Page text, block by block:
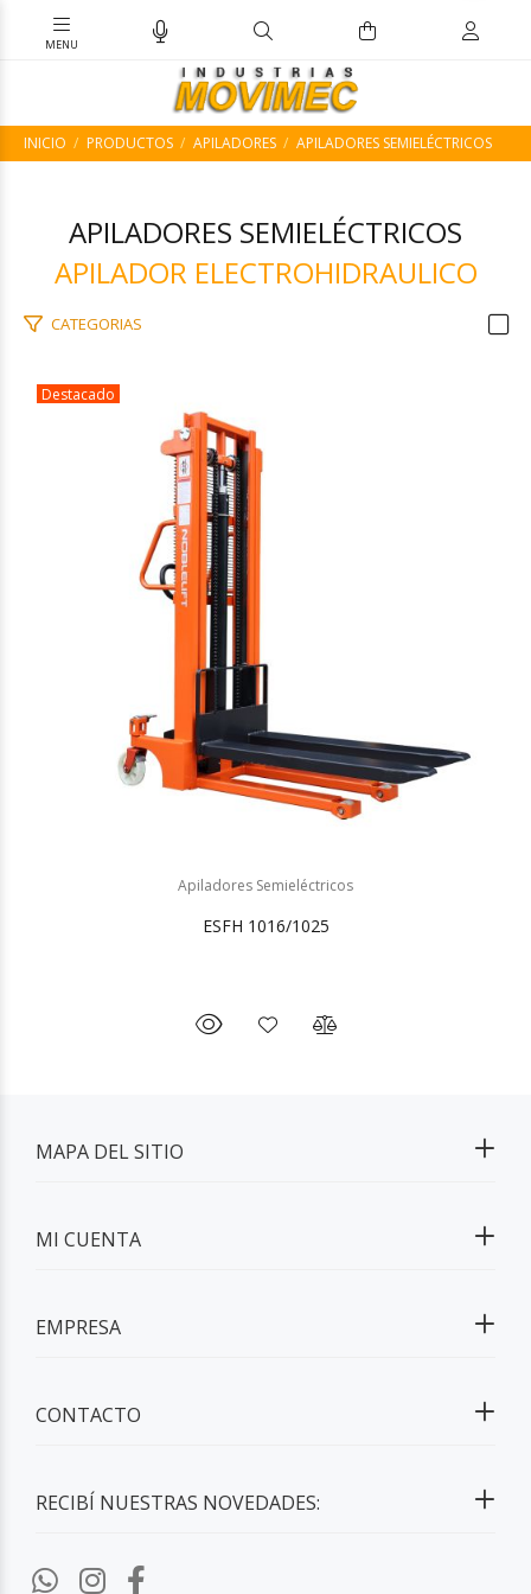
INICIO PRODUCTOS APILADORES APILADORES SEMIELÉCTRICOS
APILADORES SEMIELÉCTRICOS
APILADOR ELECTROHIDRAULICO
CATEGORIAS
Destacado
Apiladores Semieléctricos
ESFH 1016/1025
RECIBÍ NUESTRAS NOVEDADES:
MAPA DEL SITIO
MI CUENTA
EMPRESA
CONTACTO